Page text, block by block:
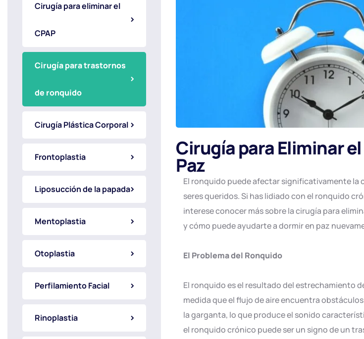
Cirugía para eliminar el
CPAP
Cirugía para trastornos
de ronquido
Cirugía Plástica Corporal
Frontoplastia
Liposucción de la papada
Mentoplastia
Otoplastia
Perfilamiento Facial
Rinoplastia
Cirugía para Eliminar
Paz
El ronquido puede afectar significativamente la
seres queridos. Si has lidiado con el ronquido
interese conocer más sobre la cirugía para
y cómo puede ayudarte a dormir en paz
El Problema del Ronquido
El ronquido es el resultado del estrechamiento
medida que el flujo de aire encuentra
la garganta, lo que produce el sonido
el ronquido crónico puede ser un signo de un